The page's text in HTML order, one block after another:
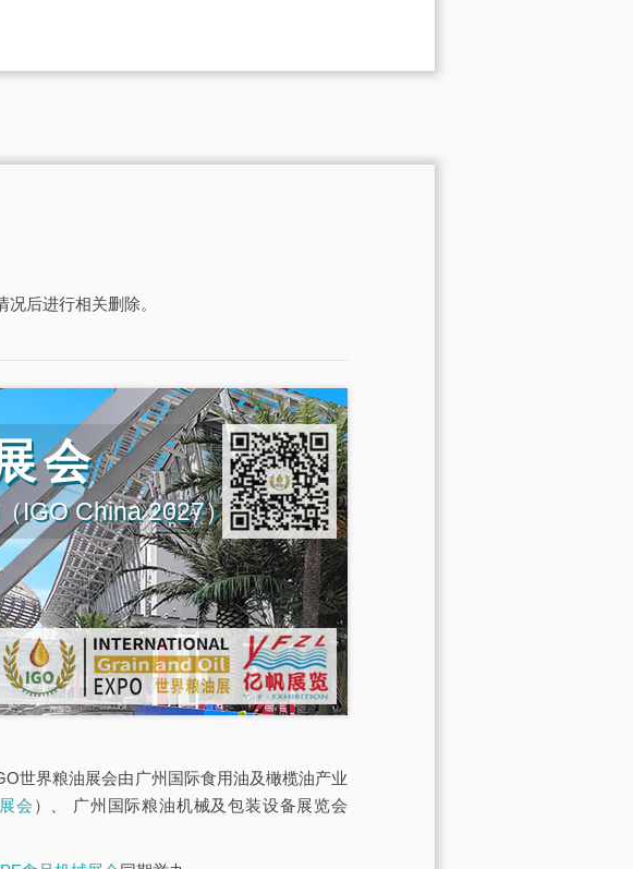
后进行相关删除。
会
IGO China 2027）
世界粮油展会由广州国际食用油及橄榄油产业
会 ）、 广州国际粮油机械及包装设备展览会